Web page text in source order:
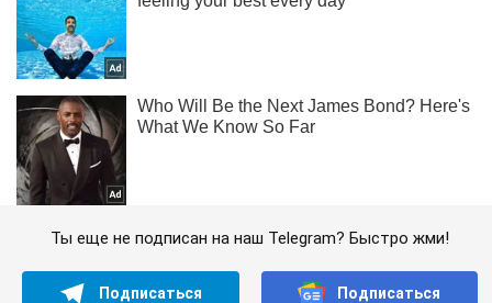
Ты еще не подписан на наш Telegram? Быстро жми!
Подписаться Подписаться